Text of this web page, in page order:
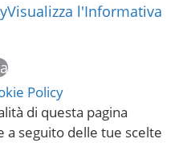
Visualizza l'Informativa
Policy
di questa pagina
seguito delle tue scelte